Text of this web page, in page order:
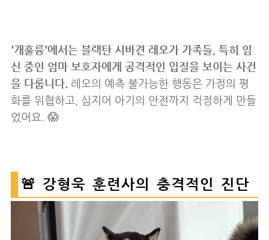
'개훌륭'에서는 블랙탄 시바견 레오가 가족들, 특히 임
신 중인 엄마 보호자에게 공격적인 입질을 보이는 사건
을 다룹니다. 레오의 예측 불가능한 행동은 가정의 평
화를 위협하고, 심지어 아기의 안전까지 걱정하게 만들
었어요. 😱
🚨 강형욱 훈련사의 충격적인 진단